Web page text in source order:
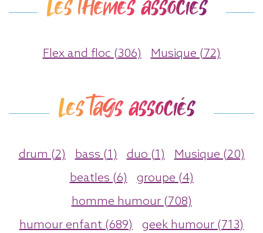
Les thèmes associés
Flex and floc (306) Musique (72)
Les tags associés
drum (2) bass (1) duo (1)
Musique (20)
beatles (6)
groupe (4)
homme humour (708)
humour enfant (689)
geek humour (713)